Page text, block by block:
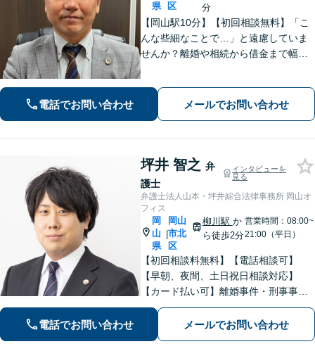
県
区
分
【岡山駅10分】【初回相談無料】「こ
んな些細なことで…」と遠慮していま
せんか？離婚や相続から借金まで幅広
んな小さなお悩みでもお伺いいたしま
す。気軽にご相談ください【夜間・休
電話でお問い合わせ メールでお問い合わせ
坪井 智之 弁
護士
インタビューを
見る
弁護士法人山本・坪井綜合法律事務所 岡山オ
フィス
岡
山
県
|
岡山
市北
区
柳川駅 か
ら徒歩2分
営業時間：08:00~
21:00（平日）
【初回相談料無料】【電話相談可】
【早朝、夜間、土日祝日相談対応】
【カード払い可】離婚事件・刑事事
件・交通事故の専門弁護士があなたの
お悩みを解決いたします。一人で悩ま
ずに新たな一歩をわたしたちと。
電話でお問い合わせ メールでお問い合わせ